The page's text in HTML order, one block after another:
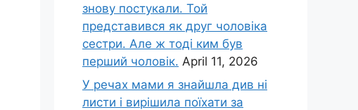
знову постукали. Той
представився як друг чоловіка
сестри. Але ж тоді ким був
перший чоловік. April 11, 2026
У речах мами я знайшла див ні
листи і вирішила поїхати за